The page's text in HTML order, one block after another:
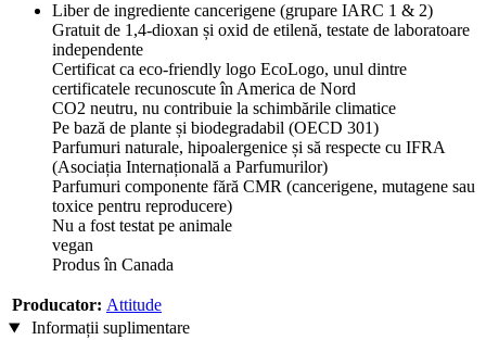
Liber de ingrediente cancerigene (grupare IARC 1 & 2)
Gratuit de 1,4-dioxan și oxid de etilenă, testate de laboratoare
independente
Certificat ca eco-friendly logo EcoLogo, unul dintre
certificatele recunoscute în America de Nord
CO2 neutru, nu contribuie la schimbările climatice
Pe bază de plante și biodegradabil (OECD 301)
Parfumuri naturale, hipoalergenice și să respecte cu IFRA
(Asociația Internațională a Parfumurilor)
Parfumuri componente fără CMR (cancerigene, mutagene sau
toxice pentru reproducere)
Nu a fost testat pe animale
vegan
Produs în Canada
Producator: Attitude
Informații suplimentare